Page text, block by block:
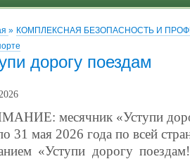
» КОМПЛЕКСНАЯ БЕЗОПАСНОСТЬ И
дорогу поездам
месячник «Уступи
31 мая 2026 года по всей
«Уступи дорогу